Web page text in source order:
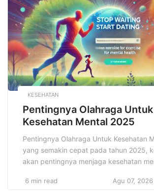
menjalani aktivitas sehari-hari. Revolusi
Mengubah menjadi fakta yang tidak
[…]
KESEHATAN
Pentingnya Olahraga Untuk
Kesehatan Mental 2025
Pentingnya Olahraga Untuk Kesehatan
yang semakin cepat pada tahun 2025,
akan pentingnya menjaga kesehatan
peran sosial, dan berbagai faktor
6 min read Agu 07, 2026